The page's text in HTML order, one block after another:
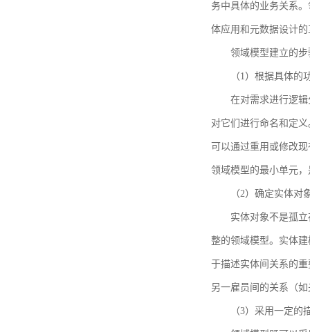
务中具体的业务关系
体应用和元数据设计
领域模型建立的
（1）根据具体
在对需求进行逻
对它们进行命名和定
可以通过重用或修改
领域模型的最小单元
（2）确定实体
实体对象不是孤
整的领域模型。实体
于描述实体间关系的
另一雇员间的关系（
（3）采用一定